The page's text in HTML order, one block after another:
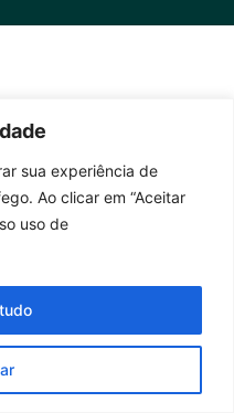
sua experiência de
Ao clicar em “Aceitar
uso de